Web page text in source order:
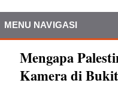
MENU NAVIGASI
Mengapa
Kamera di